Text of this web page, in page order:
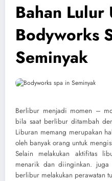
Bahan Lulur
Bodyworks
Seminyak
Berlibur menjadi momen –
bila saat berlibur ditambah
Liburan memang merupakan hal
oleh banyak orang untuk
Selain melakukan aktifitas
menarik dan diinginkan. juga
berlibur melakukan perawatan